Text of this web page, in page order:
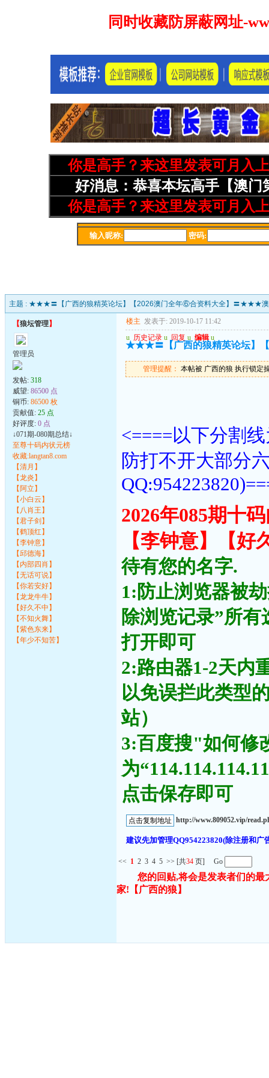
主题 : ★★★〓【广西的狼精英论坛】【2026澳门全年⑥合资料大全】〓★★★
【狼坛管理】
管理员
发帖: 318
威望: 86500 点
铜币: 86500 枚
贡献值: 25 点
好评度: 0 点
↓071期-080期总结↓
至尊十码内状元榜
收藏:langtan8.com
【清月】
【龙炎】
【阿立】
【小白云】
【八肖王】
【君子剑】
【鹤顶红】
【李钟意】
【邱德海】
【内部四肖】
【无话可说】
【你若安好】
【龙龙牛牛】
【好久不中】
【不知火舞】
【紫色东来】
【年少不知苦】
楼主 发表于: 2019-10-17 11:42
u 历史记录 u 回复 u 编辑 u
★★★〓【广西的狼精英论坛】
管理提醒： 本帖被 广西的狼 执行锁定
<====以下分割
防打不开大部分
2026年085期十
【李钟意】【
待有您的名字.
1:防止浏览器被
除浏览记录”所
打开即可
2:路由器1-2天内
以免误拦此类型
站）
3:百度搜"如何修
为
点击保存即可
http://www.809052.vip/
建议先加管理QQ954223820(除注册和
<< 1 2 3 4 5 >> [共34 页] Go
您的回贴,将会是发表者们的
家! 【广西的狼】